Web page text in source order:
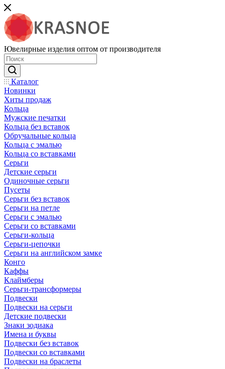
Ювелирные изделия оптом от производителя
Каталог
Новинки
Хиты продаж
Кольца
Мужские печатки
Кольца без вставок
Обручальные кольца
Кольца с эмалью
Кольца со вставками
Серьги
Детские серьги
Одиночные серьги
Пусеты
Серьги без вставок
Серьги на петле
Серьги с эмалью
Серьги со вставками
Серьги-кольца
Серьги-цепочки
Серьги на английском замке
Конго
Каффы
Клаймберы
Серьги-трансформеры
Подвески
Подвески на серьги
Детские подвески
Знаки зодиака
Имена и буквы
Подвески без вставок
Подвески со вставками
Подвески на браслеты